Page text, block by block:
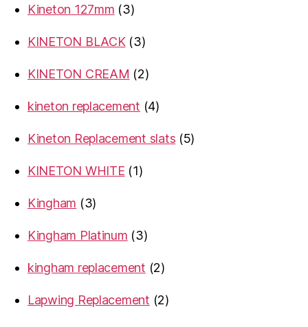
Kineton 127mm
33
KINETON BLACK 33
KINETON CREAM
22
kineton replacement
44
Kineton Replacement slats
55
KINETON WHITE
11
Kingham
33
Kingham Platinum
33
kingham replacement
22
Lapwing Replacement
22